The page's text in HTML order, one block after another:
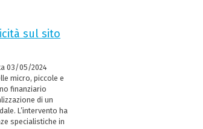
sul sito
03/05/2024
micro, piccole e
finanziario
di un
L’intervento ha
specialistiche in